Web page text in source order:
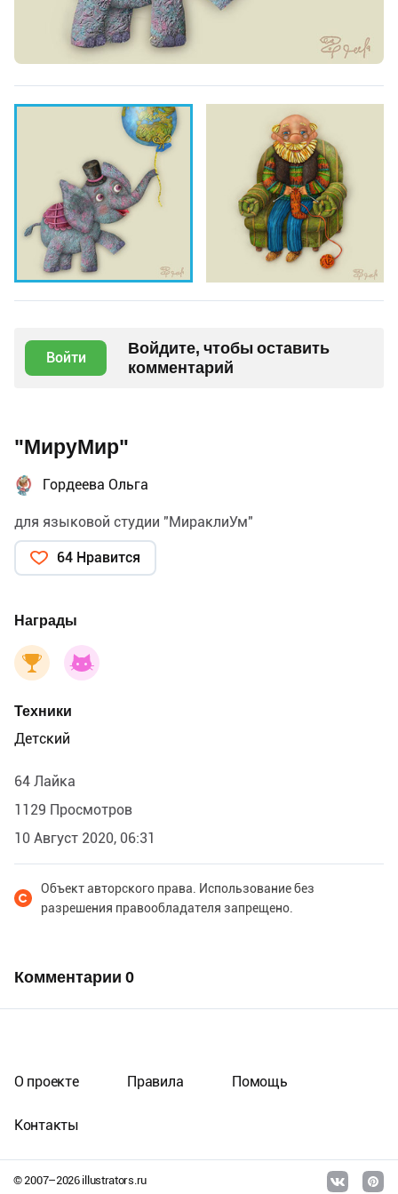
Войти
Войдите, чтобы оставить
комментарий
"МируМир"
Гордеева Ольга
для языковой студии "МираклиУм"
64 Нравится
Награды
Техники
Детский
64 Лайка
1129 Просмотров
10 Август 2020, 06:31
Объект авторского права. Использование без
разрешения правообладателя запрещено.
Комментарии 0
© 2007–2026illustrators.ru
О проекте Правила Помощь
Контакты